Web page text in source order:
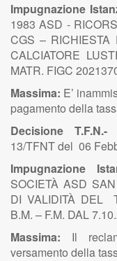
Impugnazione
1983 ASD -
CGS – RICHIESTA
CALCIATORE
MATR. FIGC
Massima: E’
pagamento della
Decisione
13/TFNT del 06
Impugnazione
SOCIETÀ ASD
DI VALIDITÀ DEL
B.M. – F.M. DAL
Massima: Il
versamento della